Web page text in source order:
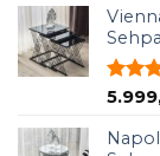
aldı
Sehpa
5
aldı